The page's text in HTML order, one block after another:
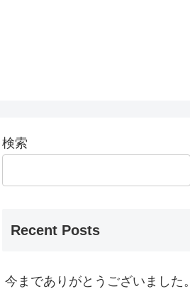
検索
Recent Posts
今までありがとうございました。